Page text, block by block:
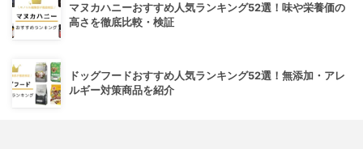
マヌカハニーおすすめ人気ランキング52選！味や栄養価の
高さを徹底比較・検証
ドッグフードおすすめ人気ランキング52選！無添加・アレ
ルギー対策商品を紹介